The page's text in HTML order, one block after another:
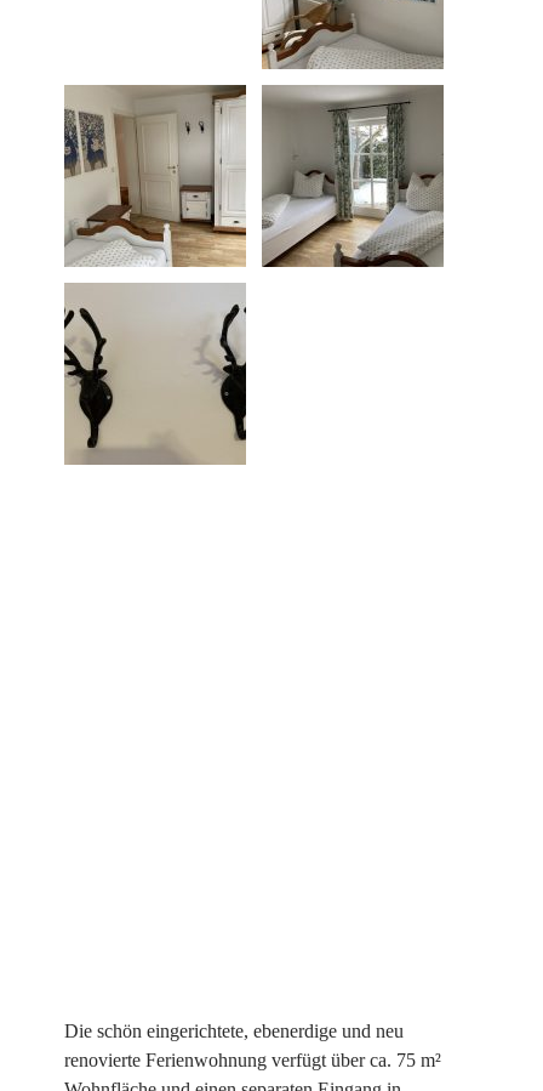
Die schön eingerichtete, ebenerdige und neu
renovierte Ferienwohnung verfügt über ca. 75 m²